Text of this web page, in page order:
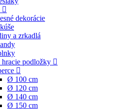
dekorácie
a zrkadlá
hracie podložky
Ø 100 cm
Ø 120 cm
Ø 140 cm
Ø 150 cm